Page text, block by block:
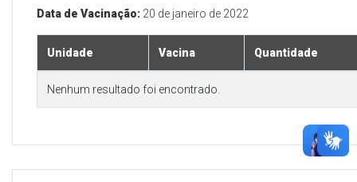
Data de Vacinação: 20 de janeiro de 2022
Unidade Vacina Quantidade
Nenhum resultado foi encontrado.